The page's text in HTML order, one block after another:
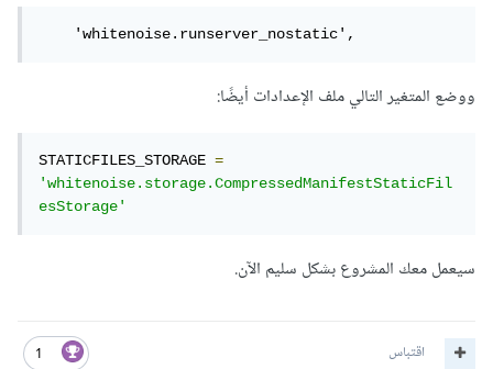
    'whitenoise.runserver_nostatic',
ووضع المتغير التالي ملف الإعدادات أيضًا:
STATICFILES_STORAGE =
'whitenoise.storage.CompressedManifestStaticFil
esStorage'
سيعمل معك المشروع بشكل سليم الآن.
1 اقتباس